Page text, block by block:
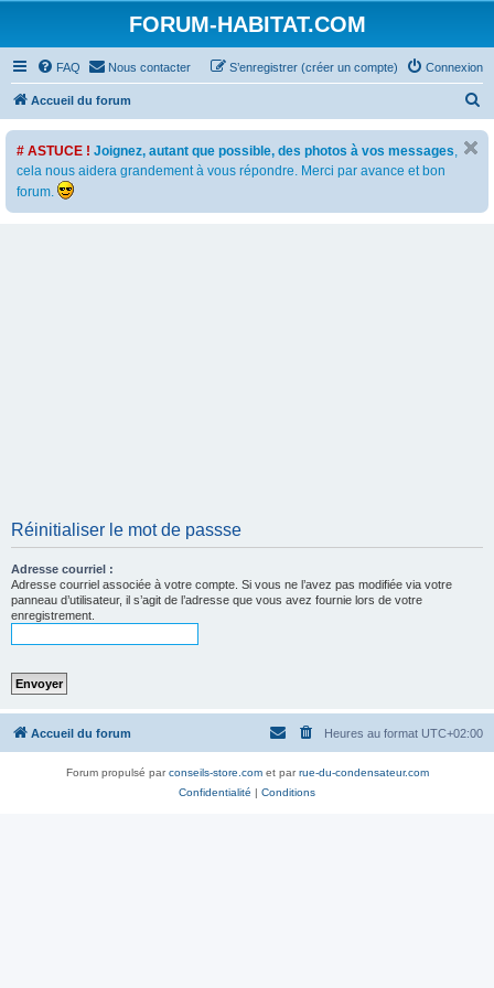
FORUM-HABITAT.COM
FAQ Nous contacter Connexion
S’enregistrer (créer un compte)
Accueil du forum
e
# ASTUCE ! Joignez, autant que possible, des photos à vos messages,
cela nous aidera grandement à vous répondre. Merci par avance et bon
forum.
Réinitialiser le mot de passse
Adresse courriel :
Adresse courriel associée à votre compte. Si vous ne l’avez pas modifiée via votre
panneau d’utilisateur, il s’agit de l’adresse que vous avez fournie lors de votre
enregistrement.
Accueil du forum Heures au format UTC+02:00
Forum propulsé parconseils-store.comet parrue-du-condensateur.com
Confidentialité | Conditions